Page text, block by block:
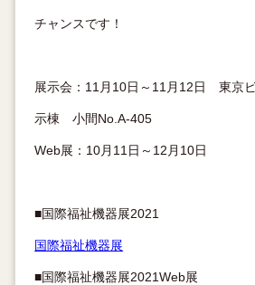
チャンスです！
展示会：11月10日～11月12日 東京
示棟 小間No.A-405
Web展：10月11日～12月10日
■国際福祉機器展2021
国際福祉機器展
■国際福祉機器展2021Web展